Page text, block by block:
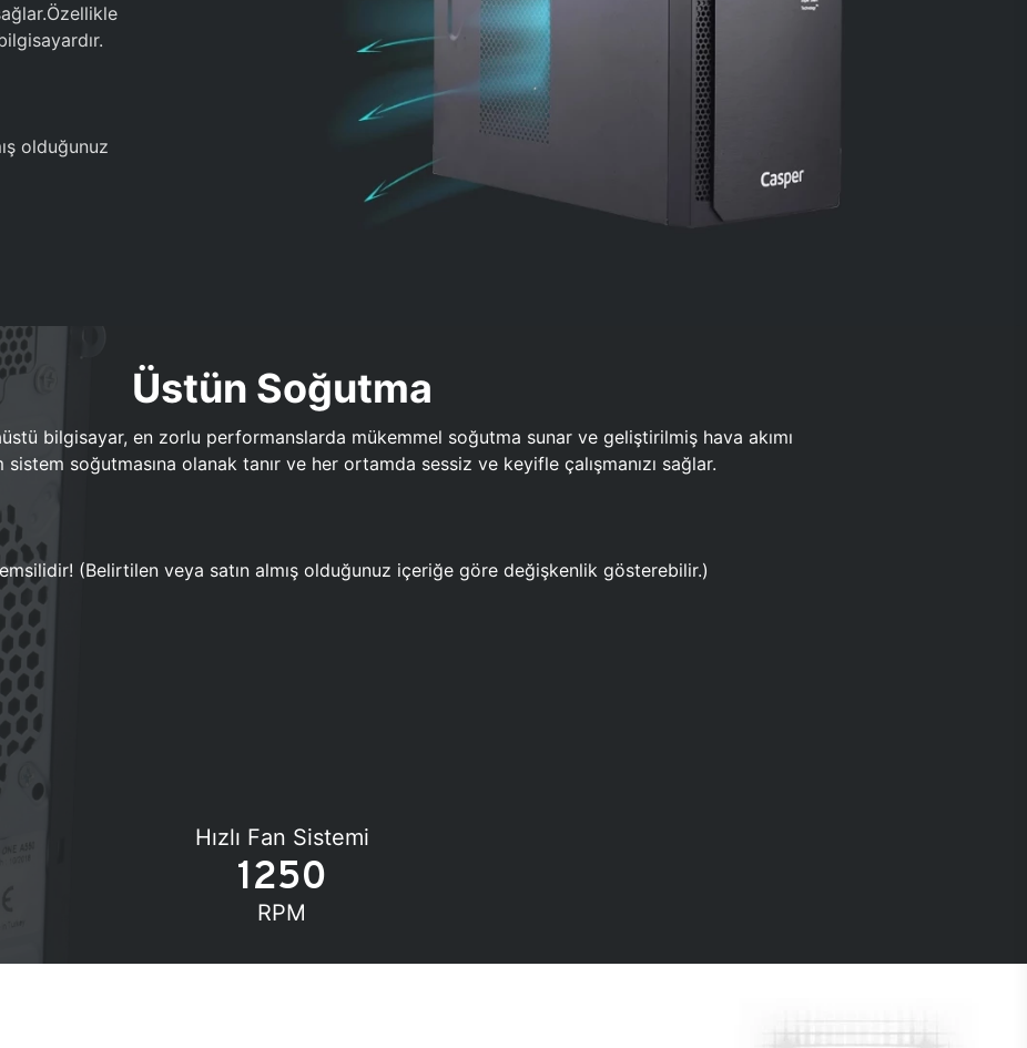
olduğunuz
Üstün Soğutma
bilgisayar, en zorlu performanslarda mükemmel soğutma sunar ve geliştirilmiş hava akımı
soğutmasına olanak tanır ve her ortamda sessiz ve keyifle çalışmanızı sağlar.
(Belirtilen veya satın almış olduğunuz içeriğe göre değişkenlik gösterebilir.)
Hızlı Fan Sistemi
1250
RPM